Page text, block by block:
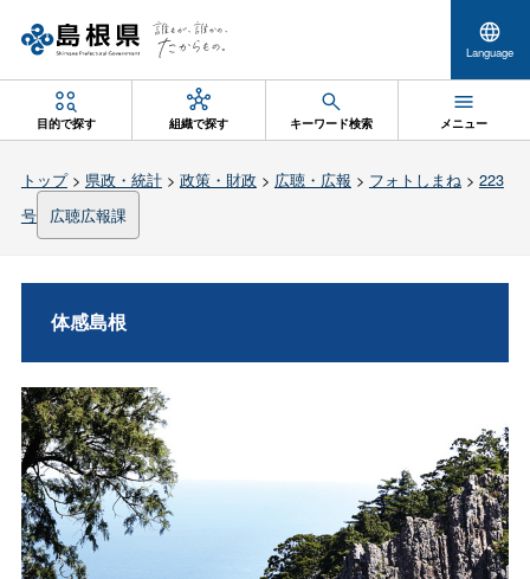
Language
目的で探す 組織で探す キーワード検索 メニュー
トップ> 県政・統計> 政策・財政 > 広聴・広報 > フォトしまね> 223
号
広聴広報課
体感島根